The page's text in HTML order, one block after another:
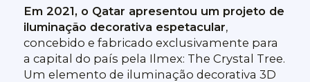
Em 2021, o Qatar apresentou um projeto de
iluminação decorativa espetacular,
concebido e fabricado exclusivamente para
a capital do país pela Ilmex: The Crystal Tree.
Um elemento de iluminação decorativa 3D